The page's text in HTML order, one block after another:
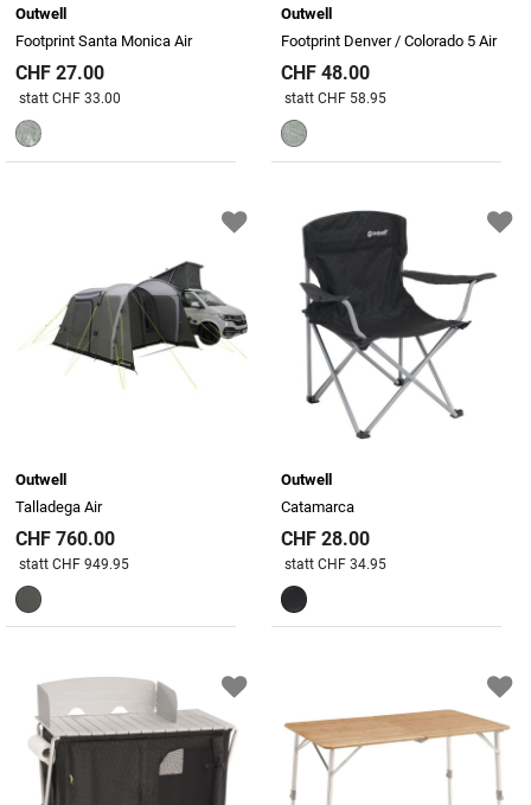
Outwell
Footprint Santa Monica Air
CHF 27.00
Preis reduziert von
statt CHF 33.00
Outwell
Footprint Denver / Colorado 5 Air
CHF 48.00
Preis reduziert von
statt CHF 58.95An
Outwell
Talladega Air
CHF 760.00
Preis reduziert von
statt CHF 949.95An
Outwell
Catamarca
CHF 28.00
Preis reduziert von
statt CHF 34.95An